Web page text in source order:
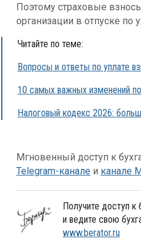
Поэтому страховые
организации в отпуске по
Читайте по теме:
Вопросы и ответы по уплате
10 самых важных изменений
Налоговый кодекс 2026:
Мгновенный доступ к
Telegram-канале и канале
Получите доступ к
и ведите свою
www.berator.ru